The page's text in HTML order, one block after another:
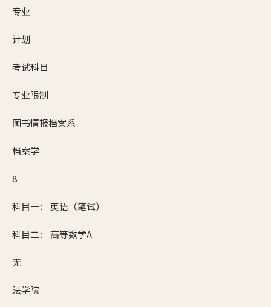
专业
计划
考试科目
专业限制
图书情报档案系
档案学
8
科目一： 英语（笔试）
科目二： 高等数学A
无
法学院